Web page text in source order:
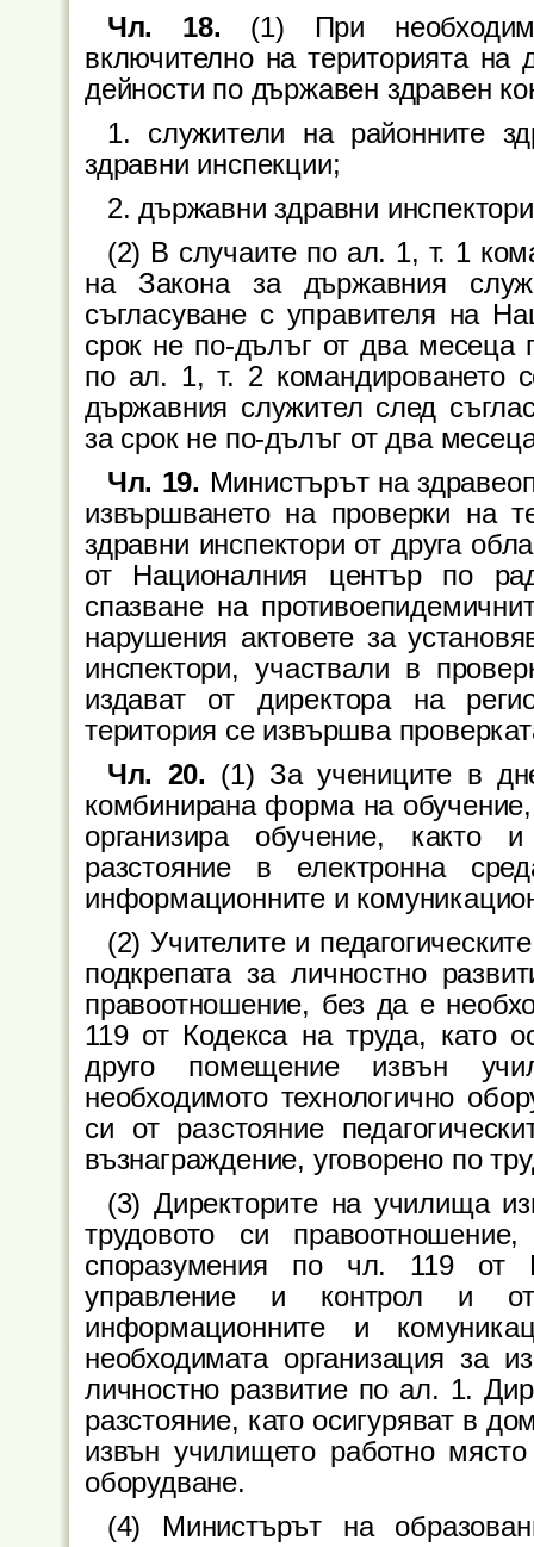
Чл. 18. (1) При
включително на територията на
дейности по държавен здравен
1. служители на районните
здравни инспекции;
2. държавни здравни
(2) В случаите по ал. 1, т. 1
на Закона за държавния
съгласуване с управителя на
срок не по-дълъг от два месеца
по ал. 1, т. 2 командироването
държавния служител след
за срок не по-дълъг от два
Чл. 19. Министърът на
извършването на проверки на
здравни инспектори от друга
от Националния център по
спазване на
нарушения актовете за
инспектори, участвали в
издават от директора на
територия се извършва
Чл. 20. (1) За учениците в
комбинирана форма на
организира обучение, както
разстояние в електронна
информационните и
(2) Учителите и
подкрепата за личностно
правоотношение, без да е
119 от Кодекса на труда, като
друго помещение извън
необходимото технологично
си от разстояние
възнаграждение, уговорено по
(3) Директорите на училища
трудовото си
споразумения по чл. 119 от
управление и контрол и от
информационните и
необходимата организация за
личностно развитие по ал. 1.
разстояние, като осигуряват в
извън училището работно място
оборудване.
(4) Министърът на